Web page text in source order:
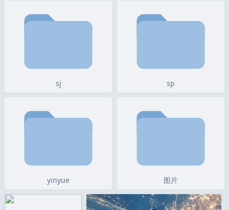
sj sp
yinyue 图片